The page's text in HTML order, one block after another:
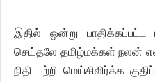
இதில் ஒன்று
செய்தலே தமிழ்மக்கள் நலன்
நிதி பற்றி மெய்சிலிர்க்க